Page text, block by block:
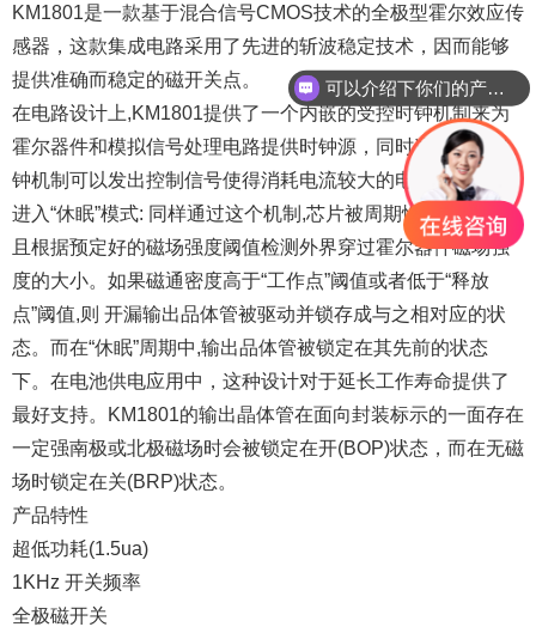
KM1801是一款基于混合信号CMOS技术的全极型霍尔效应传
感器，这款集成电路采用了先进的斩波稳定技术，因而能够
提供准确而稳定的磁开关点。
在电路设计上,KM1801提供了一个内嵌的受控时钟机制来为
霍尔器件和模拟信号处理电路提供时钟源，同时这个受控时
钟机制可以发出控制信号使得消耗电流较大的电路周期性的
进入“休眠”模式: 同样通过这个机制,芯片被周期性地“唤醒”并
且根据预定好的磁场强度阈值检测外界穿过霍尔器件磁场强
度的大小。如果磁通密度高于“工作点”阈值或者低于“释放
点”阈值,则 开漏输出品体管被驱动并锁存成与之相对应的状
态。而在“休眠”周期中,输出品体管被锁定在其先前的状态
下。在电池供电应用中，这种设计对于延长工作寿命提供了
最好支持。KM1801的输出晶体管在面向封装标示的一面存在
一定强南极或北极磁场时会被锁定在开(BOP)状态，而在无磁
场时锁定在关(BRP)状态。
产品特性
超低功耗(1.5ua)
1KHz 开关频率
全极磁开关
可以介绍下你们的产品么？